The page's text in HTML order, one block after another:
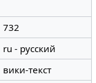
732
ru - русский
вики-текст